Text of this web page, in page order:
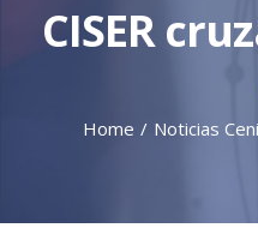
CISER
Home / Noticias